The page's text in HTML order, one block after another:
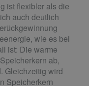
ist flexibler als die
auch deutlich
wie es bei
ist: Die warme
ab,
Gleichzeitig wird
Speicherkern